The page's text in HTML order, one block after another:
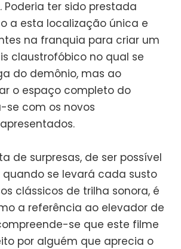
Poderia ter sido prestada
a esta localização única e
na franquia para criar um
claustrofóbico no qual se
do demônio, mas ao
o espaço completo do
se com os novos
de surpresas, de ser possível
se levará cada susto
clássicos de trilha sonora, é
a referência ao elevador de
se que este filme
por alguém que aprecia o